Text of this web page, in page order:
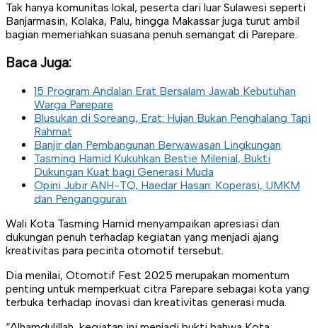
Tak hanya komunitas lokal, peserta dari luar Sulawesi seperti
Banjarmasin, Kolaka, Palu, hingga Makassar juga turut ambil
bagian memeriahkan suasana penuh semangat di Parepare.
Baca Juga:
15 Program Andalan Erat Bersalam Jawab Kebutuhan
Warga Parepare
Blusukan di Soreang, Erat: Hujan Bukan Penghalang Tapi
Rahmat
Banjir dan Pembangunan Berwawasan Lingkungan
Tasming Hamid Kukuhkan Bestie Milenial, Bukti
Dukungan Kuat bagi Generasi Muda
Opini Jubir ANH-TQ, Haedar Hasan: Koperasi, UMKM
dan Pengangguran
Wali Kota Tasming Hamid menyampaikan apresiasi dan
dukungan penuh terhadap kegiatan yang menjadi ajang
kreativitas para pecinta otomotif tersebut.
Dia menilai, Otomotif Fest 2025 merupakan momentum
penting untuk memperkuat citra Parepare sebagai kota yang
terbuka terhadap inovasi dan kreativitas generasi muda.